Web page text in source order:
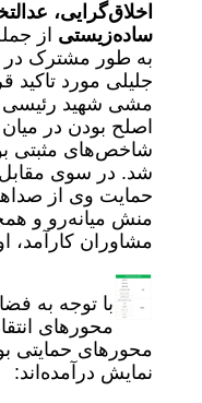
اخلاق‌گرایی،
ساده‌زیستی از
به طور مشترک در
جلیلی مورد
مشی شهید رئیسی
اصلح‌ بودن در
شاخص‌های مثبتی
شد. در سوی
حمایت وی از
منش میانه‌رو و
مشاوران کارآمد،
با توجه به
محورهای
محورهای حمایتی
نمایش درآمده‌اند: